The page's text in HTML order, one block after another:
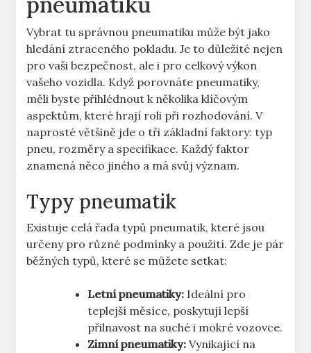
Vybrat tu správnou pneumatiku může být jako
hledání ztraceného pokladu. Je to důležité nejen
pro vaši bezpečnost, ale i pro celkový výkon
vašeho vozidla. Když porovnáte pneumatiky,
měli byste přihlédnout k několika klíčovým
aspektům, které hrají roli při rozhodování. V
naprosté většině jde o tři základní faktory: typ
pneu, rozměry a specifikace. Každý faktor
znamená něco jiného a má svůj význam.
Typy pneumatik
Existuje celá řada typů pneumatik, které jsou
určeny pro různé podmínky a použití. Zde je pár
běžných typů, které se můžete setkat:
Letní pneumatiky: Ideální pro
teplejší měsíce, poskytují lepší
přilnavost na suché i mokré vozovce.
Zimní pneumatiky: Vynikající na